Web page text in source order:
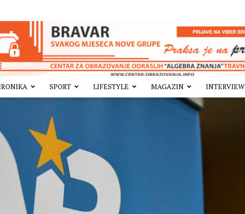
SPORT LIFESTYLE MAGAZIN INTERVIEW